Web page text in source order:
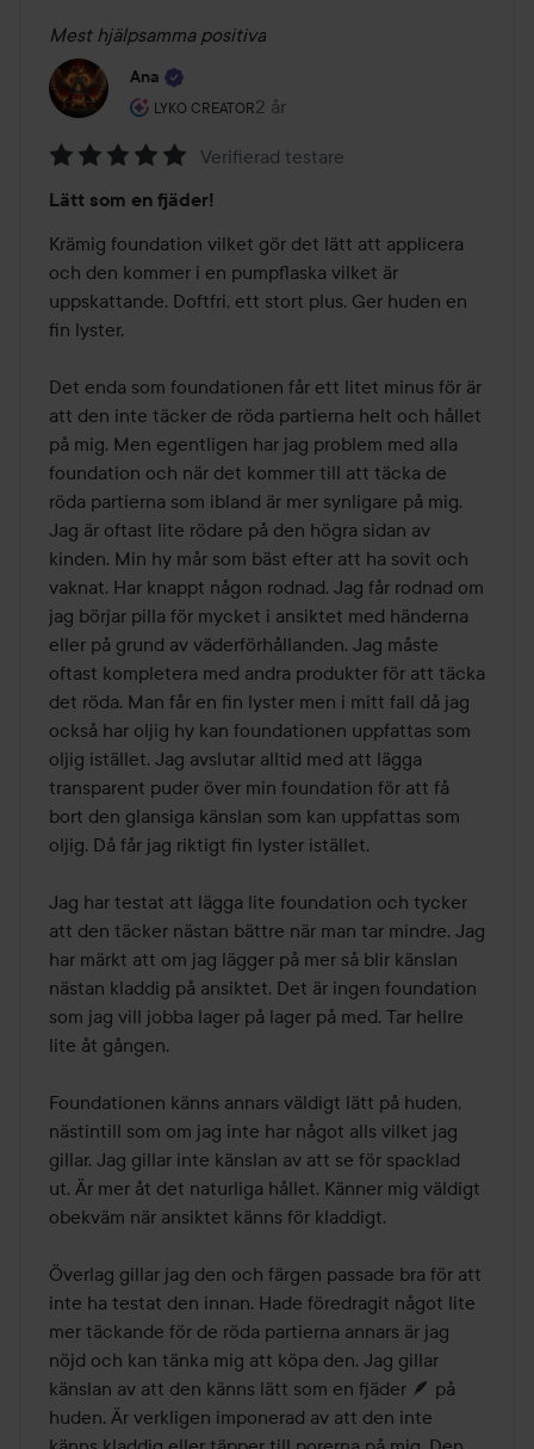
Mest hjälpsamma positiva
Ana
LYKO CREATOR
Användarens roll: Lyko Creator.
2 år
Inlägget skapades 2 år
5
av
5
Verifierad testare
Lätt som en fjäder!
Krämig foundation vilket gör det lätt att applicera
och den kommer i en pumpflaska vilket är
uppskattande. Doftfri, ett stort plus. Ger huden en
fin lyster.
Det enda som foundationen får ett litet minus för är
att den inte täcker de röda partierna helt och hållet
på mig. Men egentligen har jag problem med alla
foundation och när det kommer till att täcka de
röda partierna som ibland är mer synligare på mig.
Jag är oftast lite rödare på den högra sidan av
kinden. Min hy mår som bäst efter att ha sovit och
vaknat. Har knappt någon rodnad. Jag får rodnad om
jag börjar pilla för mycket i ansiktet med händerna
eller på grund av väderförhållanden. Jag måste
oftast kompletera med andra produkter för att täcka
det röda. Man får en fin lyster men i mitt fall då jag
också har oljig hy kan foundationen uppfattas som
oljig istället. Jag avslutar alltid med att lägga
transparent puder över min foundation för att få
bort den glansiga känslan som kan uppfattas som
oljig. Då får jag riktigt fin lyster istället.
Jag har testat att lägga lite foundation och tycker
att den täcker nästan bättre när man tar mindre. Jag
har märkt att om jag lägger på mer så blir känslan
nästan kladdig på ansiktet. Det är ingen foundation
som jag vill jobba lager på lager på med. Tar hellre
lite åt gången.
Foundationen känns annars väldigt lätt på huden,
nästintill som om jag inte har något alls vilket jag
gillar. Jag gillar inte känslan av att se för spacklad
ut. Är mer åt det naturliga hållet. Känner mig väldigt
obekväm när ansiktet känns för kladdigt.
Överlag gillar jag den och färgen passade bra för att
inte ha testat den innan. Hade föredragit något lite
mer täckande för de röda partierna annars är jag
nöjd och kan tänka mig att köpa den. Jag gillar
känslan av att den känns lätt som en fjäder 🪶 på
huden. Är verkligen imponerad av att den inte